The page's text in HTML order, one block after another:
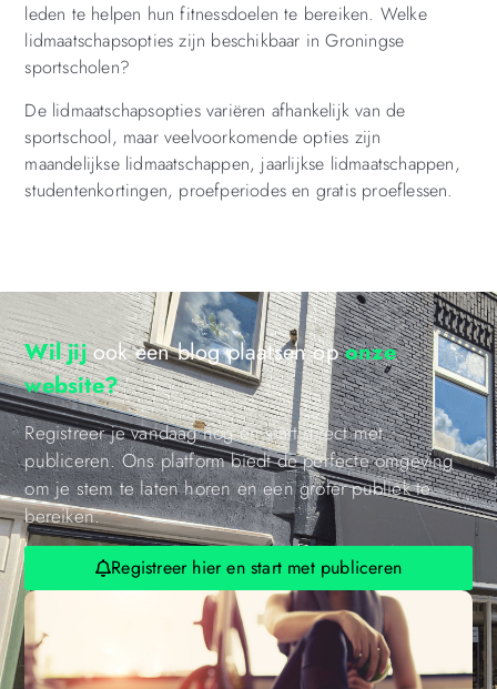
leden te helpen hun fitnessdoelen te bereiken. Welke
lidmaatschapsopties zijn beschikbaar in Groningse
sportscholen?
De lidmaatschapsopties variëren afhankelijk van de
sportschool, maar veelvoorkomende opties zijn
maandelijkse lidmaatschappen, jaarlijkse lidmaatschappen,
studentenkortingen, proefperiodes en gratis proeflessen.
Wil jijook een blog plaatsen oponze
website?
Registreer je vandaag nog en start direct met
publiceren. Ons platform biedt de perfecte omgeving
om je stem te laten horen en een groter publiek te
bereiken.
Registreer hier en start met publiceren